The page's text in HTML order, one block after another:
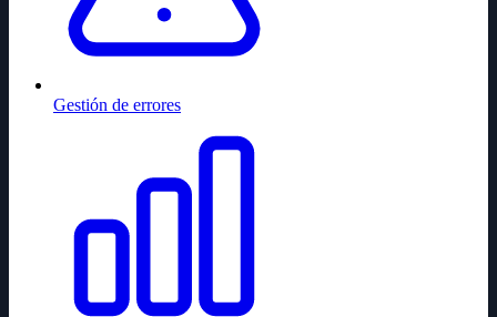
Gestión de errores